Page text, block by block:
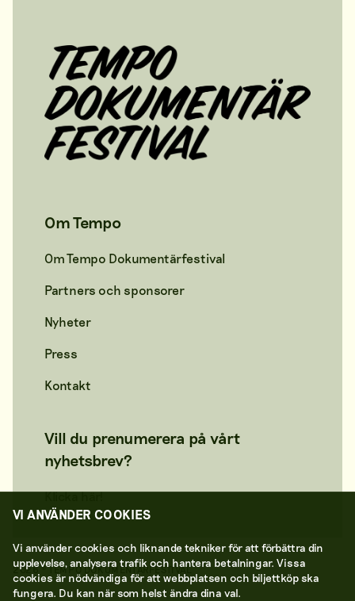
Om Tempo
Om Tempo Dokumentärfestival
Partners och sponsorer
Nyheter
Press
Kontakt
Vill du prenumerera på vårt
nyhetsbrev?
Klicka här!
2026 © TEMPO DOKUMENTÄRFESTIVAL
VI ANVÄNDER COOKIES
Vi använder cookies och liknande tekniker för att förbättra din
upplevelse, analysera trafik och hantera betalningar. Vissa
cookies är nödvändiga för att webbplatsen och biljettköp ska
fungera. Du kan när som helst ändra dina val.